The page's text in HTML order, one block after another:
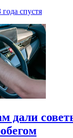
года спустя
дали